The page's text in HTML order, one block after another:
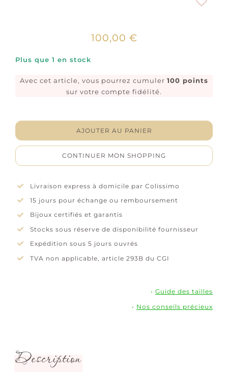
100,00 €
Plus que 1 en stock
Avec cet article, vous pourrez cumuler 100 points
sur votre compte fidélité.
de
Boucles
d'oreilles
zirconium
rhodié
AJOUTER AU PANIER
CONTINUER MON SHOPPING
Livraison express à domicile par Colissimo
15 jours pour échange ou remboursement
Bijoux certifiés et garantis
Stocks sous réserve de disponibilité fournisseur
Expédition sous 5 jours ouvrés
TVA non applicable, article 293B du CGI
•Guide des tailles
• Nos conseils précieux
Description